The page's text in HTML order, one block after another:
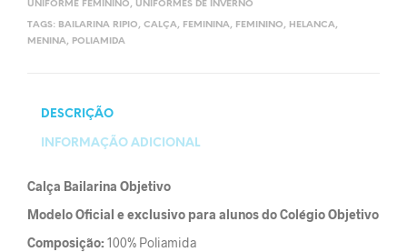
UNIFORME FEMININO, UNIFORMES DE INVERNO
TAGS: BAILARINA RIPIO, CALÇA, FEMININA, FEMININO, HELANCA,
MENINA, POLIAMIDA
DESCRIÇÃO
INFORMAÇÃO ADICIONAL
Calça Bailarina Objetivo
Modelo Oficial e exclusivo para alunos do Colégio Objetivo
Composição:100% Poliamida